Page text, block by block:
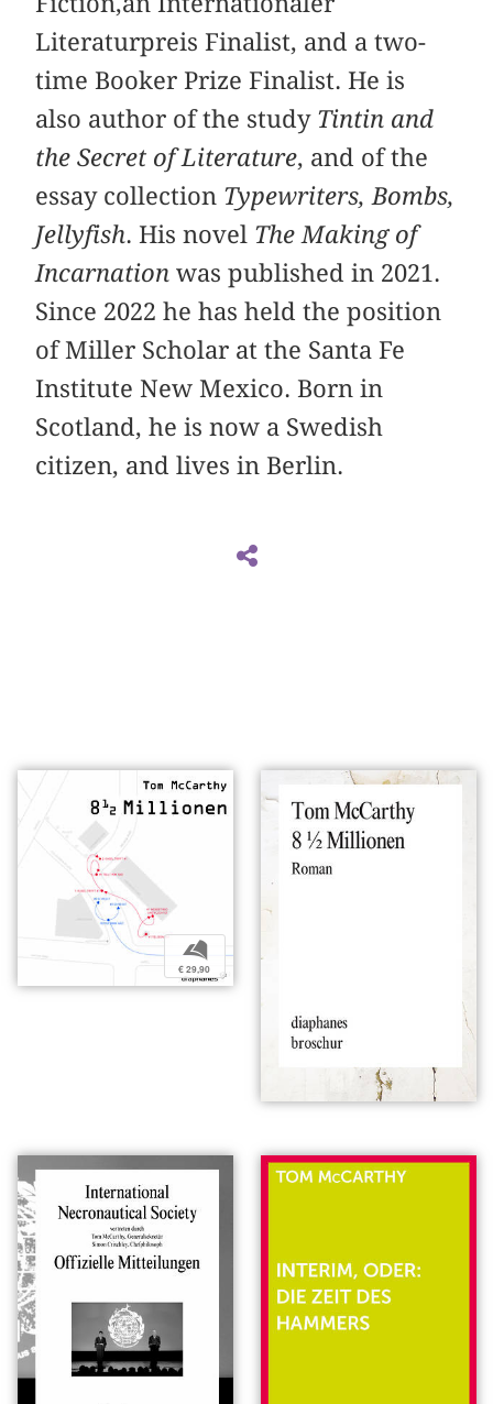
Literaturpreis Finalist, and a two-
time Booker Prize Finalist. He is
also author of the study Tintin and
the Secret of Literature, and of the
essay collection Typewriters, Bombs,
Jellyfish. His novel The Making of
Incarnation was published in 2021.
Since 2022 he has held the position
of Miller Scholar at the Santa Fe
Institute New Mexico. Born in
Scotland, he is now a Swedish
citizen, and lives in Berlin.
b
€ 29,90